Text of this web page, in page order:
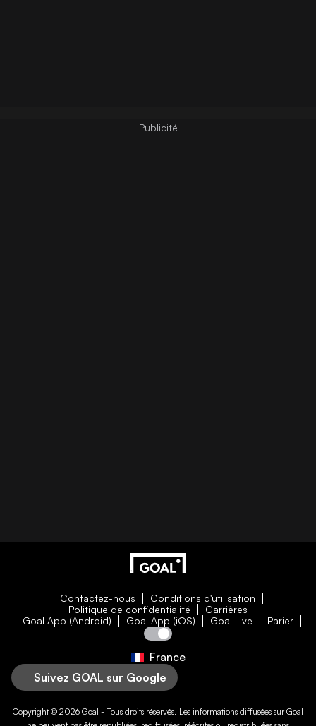
Contactez-nous
Conditions d'utilisation
Politique de confidentialité
Carrières
Goal App (Android)
Goal App (iOS) Goal Live Parier
France
Suivez GOAL sur Google
Copyright © 2026 Goal - Tous droits réservés. Les informations diffusées surGoal